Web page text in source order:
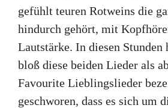
gefühlt teuren Rotweins die
hindurch gehört, mit
Lautstärke. In diesen Stunden
bloß diese beiden Lieder als
Favourite Lieblingslieder
geschworen, dass es sich um